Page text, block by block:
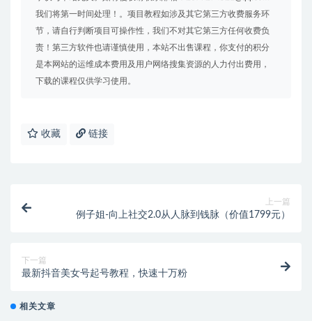
我们将第一时间处理！。项目教程如涉及其它第三方收费服务环
节，请自行判断项目可操作性，我们不对其它第三方任何收费负
责！第三方软件也请谨慎使用，本站不出售课程，你支付的积分
是本网站的运维成本费用及用户网络搜集资源的人力付出费用，
下载的课程仅供学习使用。
收藏 链接
上一篇
例子姐-向上社交2.0从人脉到钱脉（价值1799元）
下一篇
最新抖音美女号起号教程，快速十万粉
相关文章